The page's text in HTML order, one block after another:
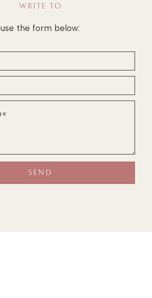
WRITE TO
use the form below: